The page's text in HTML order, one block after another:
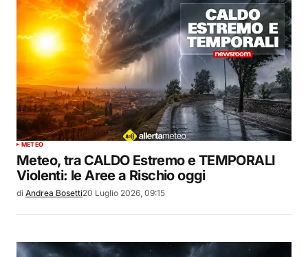
METEO
Meteo, tra CALDO Estremo e TEMPORALI
Violenti: le Aree a Rischio oggi
di Andrea Bosetti20 Luglio 2026, 09:15